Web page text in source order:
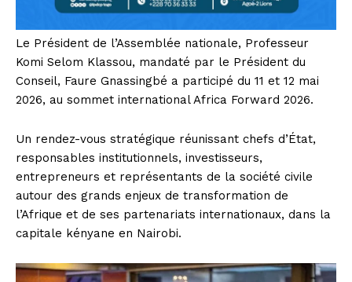
Le Président de l’Assemblée nationale, Professeur
Komi Selom Klassou, mandaté par le Président du
Conseil, Faure Gnassingbé a participé du 11 et 12 mai
2026, au sommet international Africa Forward 2026.
Un rendez-vous stratégique réunissant chefs d’État,
responsables institutionnels, investisseurs,
entrepreneurs et représentants de la société civile
autour des grands enjeux de transformation de
l’Afrique et de ses partenariats internationaux, dans la
capitale kényane en Nairobi.